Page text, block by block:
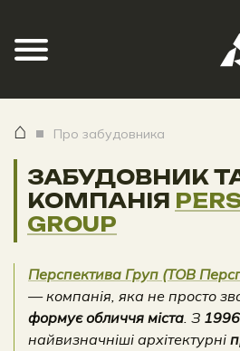
⌂ Про забудовника
ЗАБУДОВНИК
КОМПАНІЯ
GROUP
Перспектива Груп (ТОВ
— компанія, яка не просто
формує обличчя міста. З
найвизначніші архітектурні